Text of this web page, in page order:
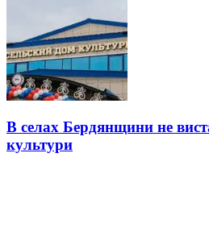
В селах Бердянщини не
культури